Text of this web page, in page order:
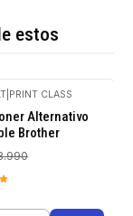
estos
PRINT CLASS
Alternativo
Brother